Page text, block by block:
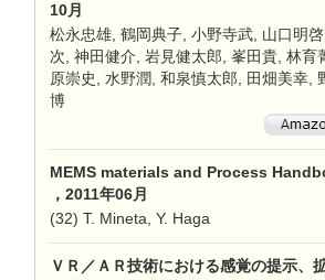
10月
松永忠雄, 鶴岡典子, 小野寺武, 山口明
次, 神田健介, 岩見健太郎, 峯田貴, 林育
原崇史, 水野潤, 和泉慎太郎, 田畑美幸,
博
MEMS materials and Process
，2011年06月
(32) T. Mineta, Y. Haga
ＶＲ／ＡＲ技術における感覚の提示、